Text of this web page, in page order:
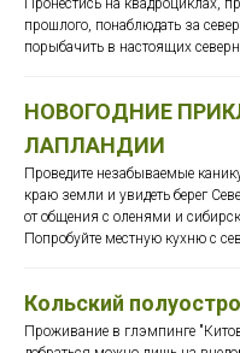
Пронестись на квадроциклах,
прошлого, понаблюдать за
порыбачить в настоящих
НОВОГОДНИЕ
ЛАПЛАНДИИ
Проведите незабываемые
краю земли и увидеть берег
от общения с оленями и
Попробуйте местную кухню с
Кольский
Проживание в глэмпинге